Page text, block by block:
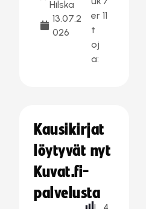
Hilska
13.07.2
026
er
t
oj
a:
11
Kausikirjat
löytyvät nyt
Kuvat.fi-
palvelusta